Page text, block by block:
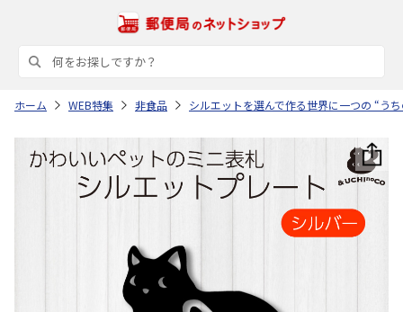
ホーム WEB特集 非食品 シルエットを選んで作る世界に一つの “う